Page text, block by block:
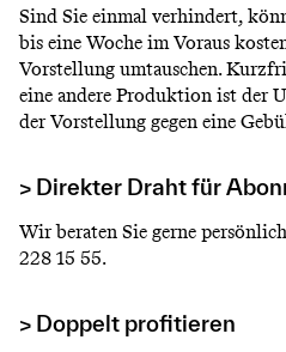
Sind Sie einmal verhindert,
bis eine Woche im Voraus
Vorstellung umtauschen.
eine andere Produktion ist der
der Vorstellung gegen eine
> Direkter Draht für
Wir beraten Sie gerne
228 15 55.
> Doppelt profitieren